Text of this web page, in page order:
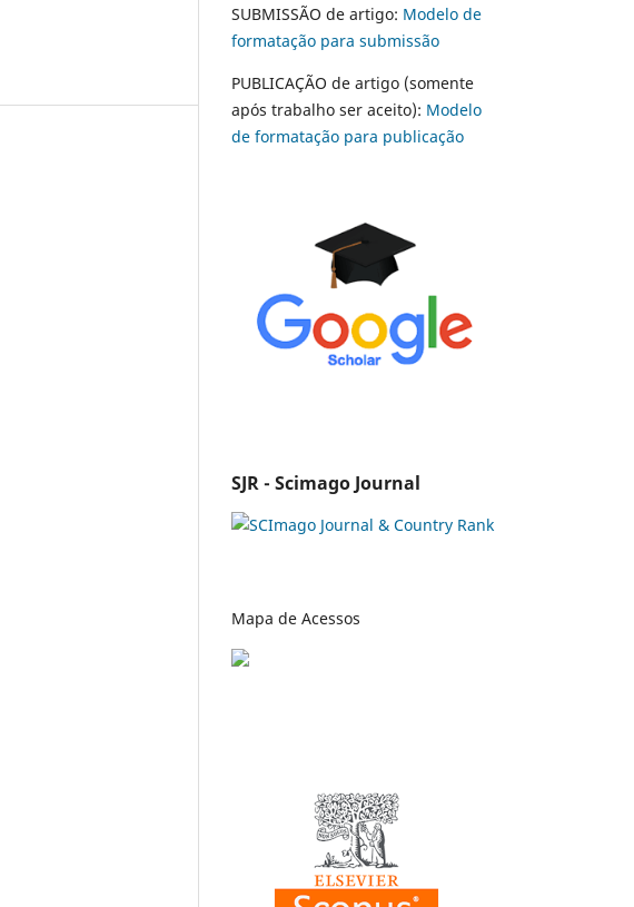
SUBMISSÃO de artigo: Modelo de
formatação para submissão
PUBLICAÇÃO de artigo (somente
após trabalho ser aceito): Modelo
de formatação para publicação
SJR - Scimago Journal
Mapa de Acessos